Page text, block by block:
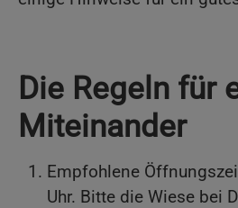
Die Regeln für
Miteinander
Empfohlene
Uhr. Bitte die Wiese bei